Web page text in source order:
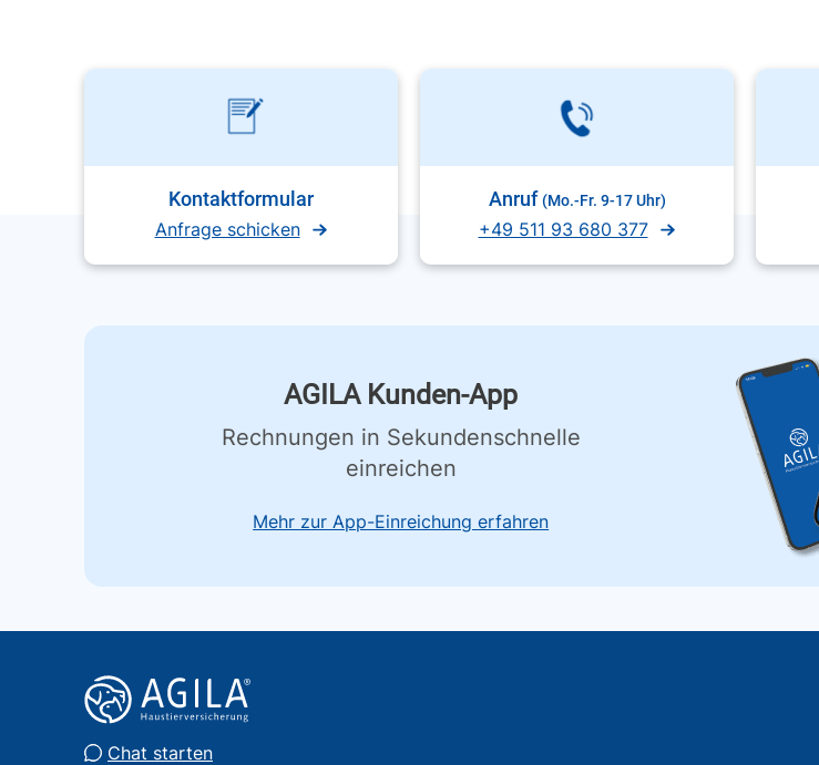
Kontaktformular
Anfrage schicken
Anruf (Mo.-Fr. 9-17 Uhr)
+49 511 93 680 377
AGILA Kunden-App
Rechnungen in Sekundenschnelle
einreichen
Mehr zur App-Einreichung erfahren